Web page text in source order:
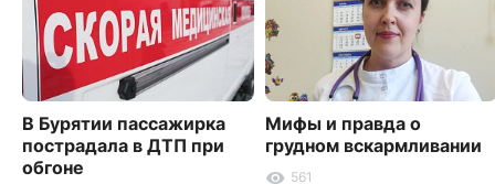
В Бурятии пассажирка
пострадала в ДТП при
обгоне
Мифы и правда о
грудном вскармливании
561